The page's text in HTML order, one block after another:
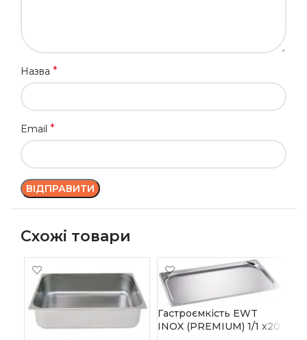
Назва *
Email *
Схожі товари
Гастроємкість EWT
INOX (PREMIUM) 1/1 x20